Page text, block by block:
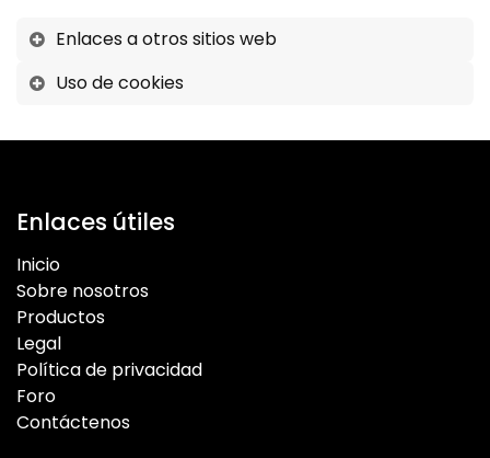
Enlaces a otros sitios web
Uso de cookies
Enlaces útiles
Inicio
Sobre nosotros
Productos
Legal
Política de privacidad
Foro
Contáctenos